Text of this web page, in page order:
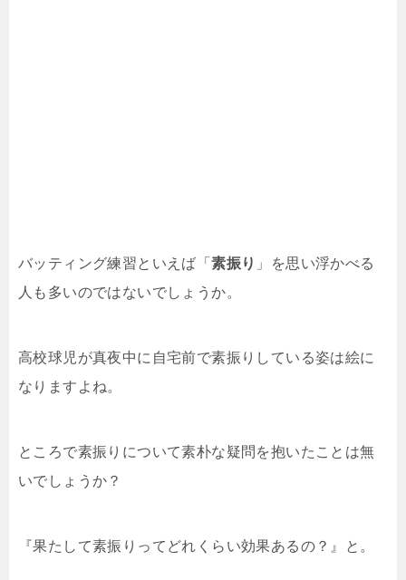
バッティング練習といえば「素振り 」を思い浮かべる
人も多いのではないでしょうか。
高校球児が真夜中に自宅前で素振りしている姿は絵に
なりますよね。
ところで素振りについて素朴な疑問を抱いたことは無
いでしょうか？
『果たして素振りってどれくらい効果あるの？』と。